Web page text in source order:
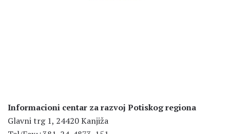
Informacioni centar za razvoj Potiskog regiona
Glavni trg 1, 24420 Kanjiža